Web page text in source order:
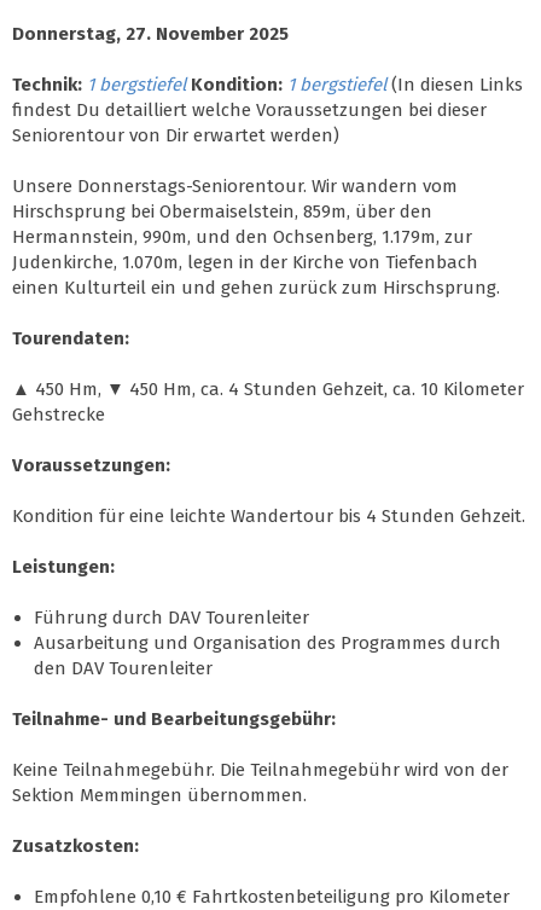
Donnerstag, 27. November 2025
Technik: 1 bergstiefel Kondition: 1 bergstiefel (In diesen Links
findest Du detailliert welche Voraussetzungen bei dieser
Seniorentour von Dir erwartet werden)
Unsere Donnerstags-Seniorentour. Wir wandern vom
Hirschsprung bei Obermaiselstein, 859m, über den
Hermannstein, 990m, und den Ochsenberg, 1.179m, zur
Judenkirche, 1.070m, legen in der Kirche von Tiefenbach
einen Kulturteil ein und gehen zurück zum Hirschsprung.
Tourendaten:
▲ 450 Hm, ▼ 450 Hm, ca. 4 Stunden Gehzeit, ca. 10 Kilometer
Gehstrecke
Voraussetzungen:
Kondition für eine leichte Wandertour bis 4 Stunden Gehzeit.
Leistungen:
Führung durch DAV Tourenleiter
Ausarbeitung und Organisation des Programmes durch
den DAV Tourenleiter
Teilnahme- und Bearbeitungsgebühr:
Keine Teilnahmegebühr. Die Teilnahmegebühr wird von der
Sektion Memmingen übernommen.
Zusatzkosten:
Empfohlene 0,10 € Fahrtkostenbeteiligung pro Kilometer